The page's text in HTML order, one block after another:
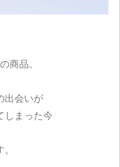
商品。
出会いが
しまった今